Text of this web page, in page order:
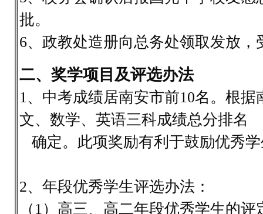
批。
6、政教处造册向总务处领取发放，
二、奖学项目及评选办法
1、中考成绩居南安市前10名。根
文、数学、英语三科成绩总分排名
确定。此项奖励有利于鼓励优秀
2、年段优秀学生评选办法：
（1）高三、高二年段优秀学生的